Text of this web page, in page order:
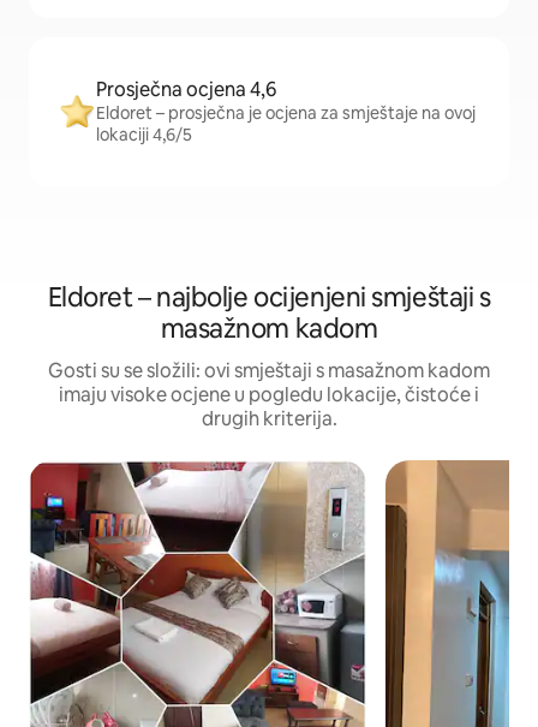
Prosječna ocjena 4,6
Eldoret – prosječna je ocjena za smještaje na ovoj
lokaciji 4,6/5
Eldoret – najbolje ocijenjeni smještaji s
masažnom kadom
Gosti su se složili: ovi smještaji s masažnom kadom
imaju visoke ocjene u pogledu lokacije, čistoće i
drugih kriterija.